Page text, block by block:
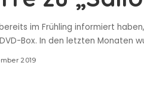
im Frühling informiert
Box. In den letzten Monaten
2019